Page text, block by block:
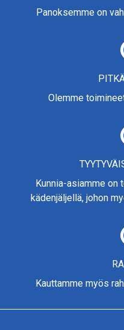
Panoksemme on
Olemme
Kunnia-asiamme on
kädenjäljellä, johon
Kauttamme myös